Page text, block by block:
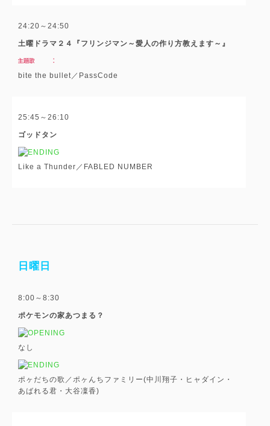
24:20～24:50
土曜ドラマ２４『フリンジマン～愛人の作り方教えます～』
bite the bullet／PassCode
25:45～26:10
ゴッドタン
Like a Thunder／FABLED NUMBER
日曜日
8:00～8:30
ポケモンの家あつまる？
なし
ポヶだちの歌／ポヶんちファミリー(中川翔子・ヒャダイン・
あばれる君・大谷凜香)